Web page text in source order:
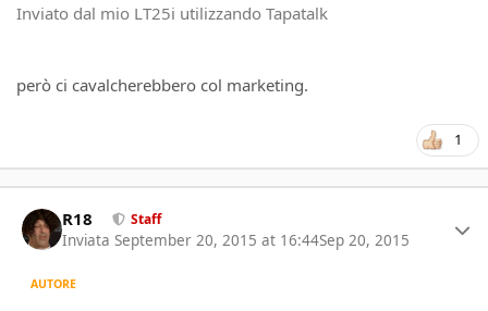
Inviato dal mio LT25i utilizzando Tapatalk
però ci cavalcherebbero col marketing.
1
R18 Staff
Inviata September 20, 2015 at 16:44Sep 20, 2015
AUTORE